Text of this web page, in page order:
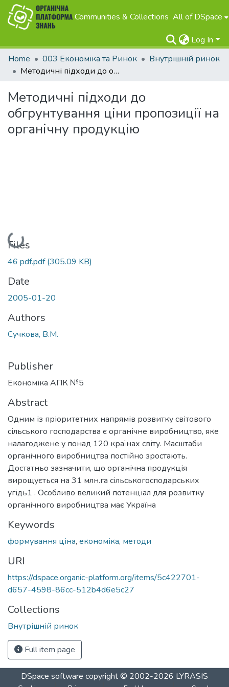
Communities & Collections All of DSpace
Log In
Home
003 Економіка та Ринок
Внутрішній ринок
Методичні підходи до обгрунтування ціни пропозиції на органічну продукцію
Методичні підходи до
обгрунтування ціни пропозиції на
органічну продукцію
Loading...
Files
46 pdf.pdf(305.09 KB)
Date
2005-01-20
Authors
Сучкова, В.М.
Publisher
Економіка АПК №5
Abstract
Одним із пріоритетних напрямів розвитку світового
сільського господарства є органічне виробництво, яке
налагоджене у понад 120 країнах світу. Масштаби
органічного виробництва постійно зростають.
Достатньо зазначити, що органічна продукція
вирощується на 31 млн.га сільськогосподарських
угідь1 . Особливо великий потенціал для розвитку
органічного виробництва має Україна
Keywords
формування ціна, економіка, методи
URI
https://dspace.organic-platform.org/items/5c422701-
d657-4598-86cc-512b4d6e5c27
Collections
Внутрішній ринок
Full item page
DSpace software copyright © 2002-2026 LYRASIS